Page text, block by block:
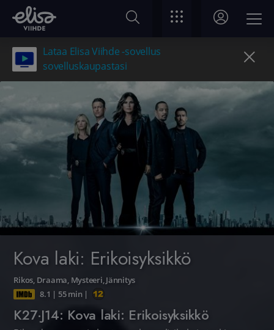
Lataa Elisa Viihde -sovellus
sovelluskaupastasi
Kova laki: Erikoisyksikkö
Rikos, Draama, Mysteeri,Jännitys
8.1 | 55 min |
K27·J14: Kova laki: Erikoisyksikkö